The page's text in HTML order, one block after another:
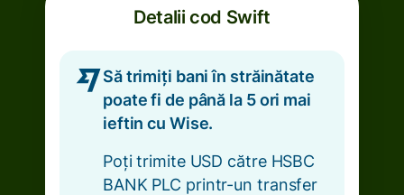
Detalii cod Swift
Să trimiți bani în străinătate
poate fi de până la 5 ori mai
ieftin cu Wise.
Poți trimite USD către HSBC
BANK PLC printr-un transfer